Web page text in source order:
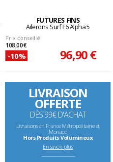
FUTURES FINS
Ailerons Surf F6 Alpha 5
Prix conseillé
108,00 €
-10% 96,90 €
LIVRAISON
OFFERTE
DÈS 99€ D'ACHAT
Livraisons en France Métropolitaine et
Monaco
Hors Produits Volumineux
En savoir plus
--------------------------------------------------------------------